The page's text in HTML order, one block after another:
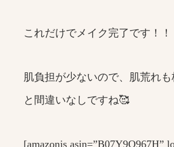
これだけでメイク完了です！！
肌負担が少ないので、肌荒れも
と間違いなしですね🥰
[amazonjs asin=”B07Y9Q967H”